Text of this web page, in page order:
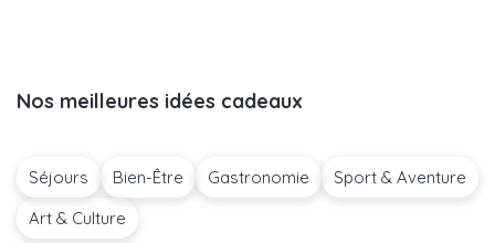
Nos meilleures idées cadeaux
Séjours Bien-Être Gastronomie
Sport & Aventure
Art & Culture